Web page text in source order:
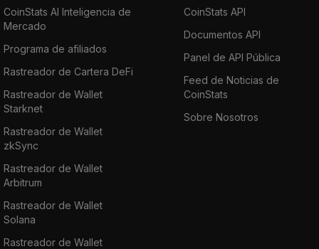
CoinStats AI Inteligencia de
Mercado
Programa de afiliados
Rastreador de Cartera DeFi
Rastreador de Wallet
Starknet
Rastreador de Wallet
zkSync
Rastreador de Wallet
Arbitrum
Rastreador de Wallet
Solana
Rastreador de Wallet
CoinStats API
Documentos API
Panel de API Pública
Feed de Noticias de
CoinStats
Sobre Nosotros